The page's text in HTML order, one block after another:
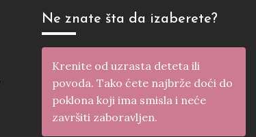
Ne znate šta da izaberete?
Krenite od uzrasta deteta ili
povoda. Tako ćete najbrže doći do
poklona koji ima smisla i neće
završiti zaboravljen.